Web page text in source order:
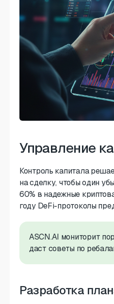
Управление
Контроль капитала
на сделку, чтобы один
60% в надежные
году DeFi-протоколы
ASCN.AI мониторит
даст советы по
Разработка